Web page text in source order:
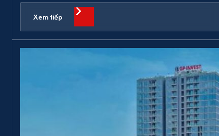
Xem tiếp